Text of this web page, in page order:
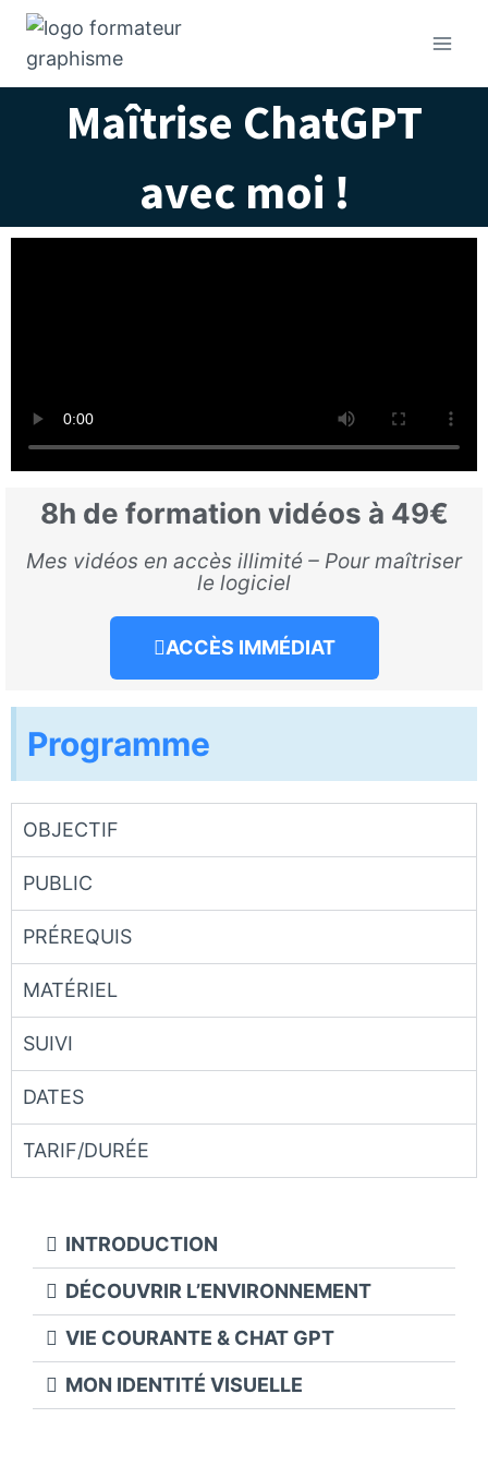
Maîtrise ChatGPT
avec moi !
8h de formation vidéos à 49€
Mes vidéos en accès illimité – Pour maîtriser
le logiciel
ACCÈS IMMÉDIAT
Programme
OBJECTIF
PUBLIC
PRÉREQUIS
MATÉRIEL
SUIVI
DATES
TARIF/DURÉE
INTRODUCTION
DÉCOUVRIR L’ENVIRONNEMENT
VIE COURANTE & CHAT GPT
MON IDENTITÉ VISUELLE